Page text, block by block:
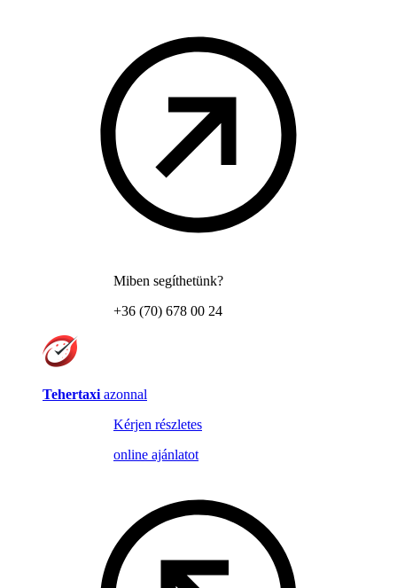
Miben segíthetünk?
+36 (70) 678 00 24
Tehertaxi azonnal
Kérjen részletes
online ajánlatot